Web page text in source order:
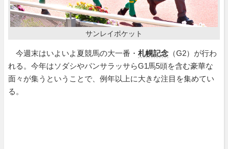
サンレイポケット
今週末はいよいよ夏競馬の大一番・ 札幌記念 （G2）が行わ
れる。今年はソダシやパンサラッサらG1馬5頭を含む豪華な
面々が集うということで、例年以上に大きな注目を集めてい
る。